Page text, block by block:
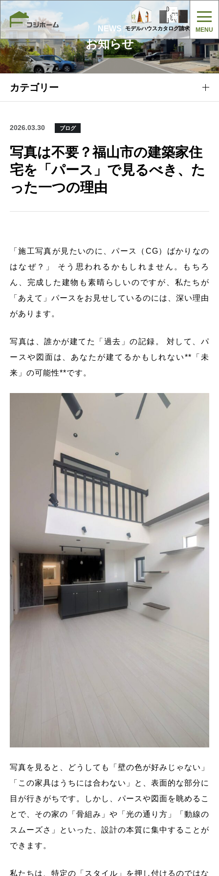
モデルハウスカタログ請求
NEWS
お知らせ
カテゴリー
2026.03.30 ブログ
写真は不要？福山市の建築家住
宅を「パース」で見るべき、た
った一つの理由
「施工写真が見たいのに、パース（CG）ばかりなの
はなぜ？」 そう思われるかもしれません。もちろ
ん、完成した建物も素晴らしいのですが、私たちが
「あえて」パースをお見せしているのには、深い理由
があります。
写真は、誰かが建てた「過去」の記録。 対して、パ
ースや図面は、あなたが建てるかもしれない**「未
来」の可能性**です。
写真を見ると、どうしても「壁の色が好みじゃない」
「この家具はうちには合わない」と、表面的な部分に
目が行きがちです。しかし、パースや図面を眺めるこ
とで、その家の「骨組み」や「光の通り方」「動線の
スムーズさ」といった、設計の本質に集中することが
できます。
私たちは、特定の「スタイル」を押し付けるのではな